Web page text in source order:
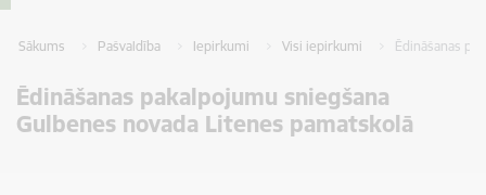
Sākums Pašvaldība Iepirkumi Visi iepirkumi Ēdināšanas
Ēdināšanas pakalpojumu sniegšana
Gulbenes novada Litenes pamatskolā